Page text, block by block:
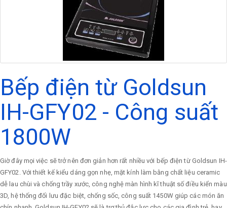
Bếp điện từ Goldsun
IH-GFY02 - Công suất
1800W
Giờ đây mọi việc sẽ trở nên đơn giản hơn rất nhiều với bếp điện từ Goldsun IH-
GFY02. Với thiết kế kiểu dáng gọn nhẹ, mặt kính làm bằng chất liệu ceramic
dễ lau chùi và chống trầy xước, công nghệ màn hình kĩ thuật số điều kiển màu
3D, hệ thống đối lưu đặc biệt, chống sốc, công suất 1450W giúp các món ăn